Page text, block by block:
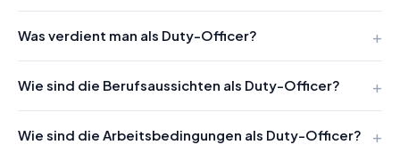
Was verdient man als Duty-Officer?
Wie sind die Berufsaussichten als Duty-Officer?
Wie sind die Arbeitsbedingungen als Duty-Officer?